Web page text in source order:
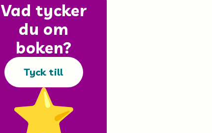
Vad tycker
du om
boken?
Tyck till